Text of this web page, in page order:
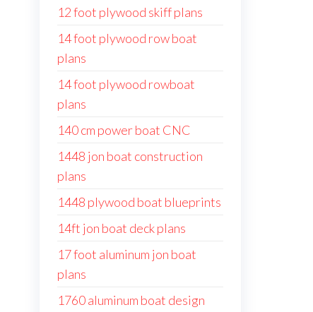
12 foot plywood skiff plans
14 foot plywood row boat
plans
14 foot plywood rowboat
plans
140 cm power boat CNC
1448 jon boat construction
plans
1448 plywood boat blueprints
14ft jon boat deck plans
17 foot aluminum jon boat
plans
1760 aluminum boat design